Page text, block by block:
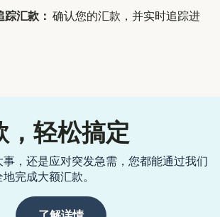
踪汇款： 确认您的汇款，并实时追踪进
，轻松搞定
，还是应对突发急需，您都能通过我们
完成大额汇款。